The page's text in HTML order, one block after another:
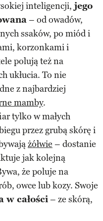
inteligencji, jego
– od owadów,
ssaków, po miód i
korzonkami i
polują też na
ukłucia. To nie
z najbardziej
mamby.
tylko w małych
przez grubą skórę i
żółwie – dostanie
jak kolejną
że poluje na
owce lub kozy. Swoje
w całości– ze skórą,